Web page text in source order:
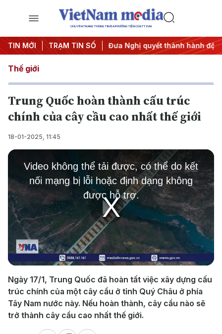
CHUYÊN TRANG THÔNG TIN ĐA PHƯƠNG TIỆN CỦA TTXVN
TIN MỚI TRẠM TIN SỐ
Trung ương 3 #Đưa Nghị quyết thành hành động
Thế giới
Trung Quốc hoàn thành cấu trúc
chính của cây cầu cao nhất thế giới
18-01-2025, 11:45
Play
Video
This
window.
Video không thể tải được, có thể do kết
nối mạng bị lỗi hoặc định dạng không
được hỗ trợ.
Ngày 17/1, Trung Quốc đã hoàn tất việc xây dựng cấu
trúc chính của một cây cầu ở tỉnh Quý Châu ở phía
Tây Nam nước này. Nếu hoàn thành, cây cầu nào sẽ
trở thành cây cầu cao nhất thế giới.